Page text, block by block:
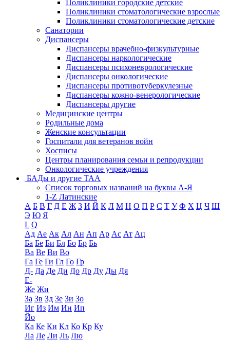
Поликлиники городские детские
Поликлиники стоматологические взрослые
Поликлиники стоматологические детские
Санатории
Диспансеры
Диспансеры врачебно-физкультурные
Диспансеры наркологические
Диспансеры психоневрологические
Диспансеры онкологические
Диспансеры противотуберкулезные
Диспансеры кожно-венерологические
Диспансеры другие
Медицинские центры
Родильные дома
Женские консультации
Госпитали для ветеранов войн
Хосписы
Центры планирования семьи и репродукции
Онкологические учреждения
БАДы и другие ТАА
Список торговых названий на буквы А-Я
1-Z Латинские
А Б В Г Д Е Ж З И Й К Л М Н О П Р С Т У Ф Х Ц Ч Ш
Э Ю Я
L Q
Ад Ае Ак Ал Ан Ап Ар Ас Ат Ац
Ба Бе Би Бл Бо Бр Бь
Ва Ве Ви Во
Га Ге Ги Гл Го Гр
Д- Да Де Ди До Др Ду Ды Дя
Е-
Же Жи
За Зв Зд Зе Зи Зо
Иг Из Им Ин Ип
Йо
Ка Ке Ки Кл Ко Кр Ку
Ла Ле Ли Ль Лю